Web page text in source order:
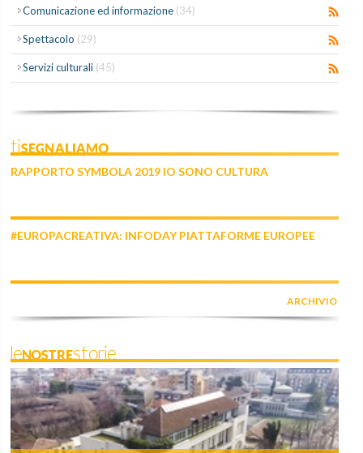
Comunicazione ed informazione (34)
Spettacolo (29)
Servizi culturali (45)
tiSEGNALIAMO
RAPPORTO SYMBOLA 2019 IO SONO CULTURA
#EUROPACREATIVA: INFODAY PIATTAFORME EUROPEE
ARCHIVIO
leNOSTREstorie